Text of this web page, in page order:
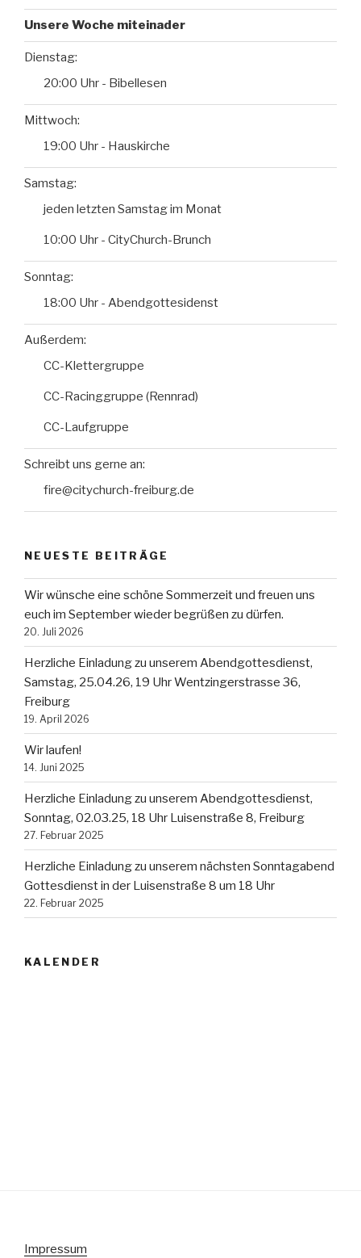
Unsere Woche miteinader
Dienstag:
20:00 Uhr - Bibellesen
Mittwoch:
19:00 Uhr - Hauskirche
Samstag:
jeden letzten Samstag im Monat
10:00 Uhr - CityChurch-Brunch
Sonntag:
18:00 Uhr - Abendgottesidenst
Außerdem:
CC-Klettergruppe
CC-Racinggruppe (Rennrad)
CC-Laufgruppe
Schreibt uns gerne an:
fire@citychurch-freiburg.de
NEUESTE BEITRÄGE
Wir wünsche eine schöne Sommerzeit und freuen uns
euch im September wieder begrüßen zu dürfen.
20. Juli 2026
Herzliche Einladung zu unserem Abendgottesdienst,
Samstag, 25.04.26, 19 Uhr Wentzingerstrasse 36,
Freiburg
19. April 2026
Wir laufen!
14. Juni 2025
Herzliche Einladung zu unserem Abendgottesdienst,
Sonntag, 02.03.25, 18 Uhr Luisenstraße 8, Freiburg
27. Februar 2025
Herzliche Einladung zu unserem nächsten Sonntagabend
Gottesdienst in der Luisenstraße 8 um 18 Uhr
22. Februar 2025
KALENDER
Impressum